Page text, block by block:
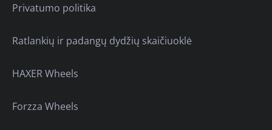
Privatumo politika
Ratlankių ir padangų dydžių skaičiuoklė
HAXER Wheels
Forzza Wheels